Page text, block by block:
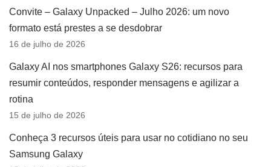
Convite – Galaxy Unpacked – Julho 2026: um novo
formato está prestes a se desdobrar
16 de julho de 2026
Galaxy AI nos smartphones Galaxy S26: recursos para
resumir conteúdos, responder mensagens e agilizar a
rotina
15 de julho de 2026
Conheça 3 recursos úteis para usar no cotidiano no seu
Samsung Galaxy